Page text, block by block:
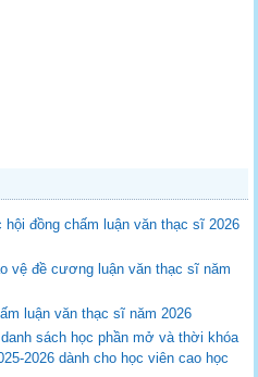
đồng chấm luận văn thạc sĩ 2026
vệ đề cương luận văn thạc sĩ năm
luận văn thạc sĩ năm 2026
sách học phần mở và thời khóa
2026 dành cho học viên cao học